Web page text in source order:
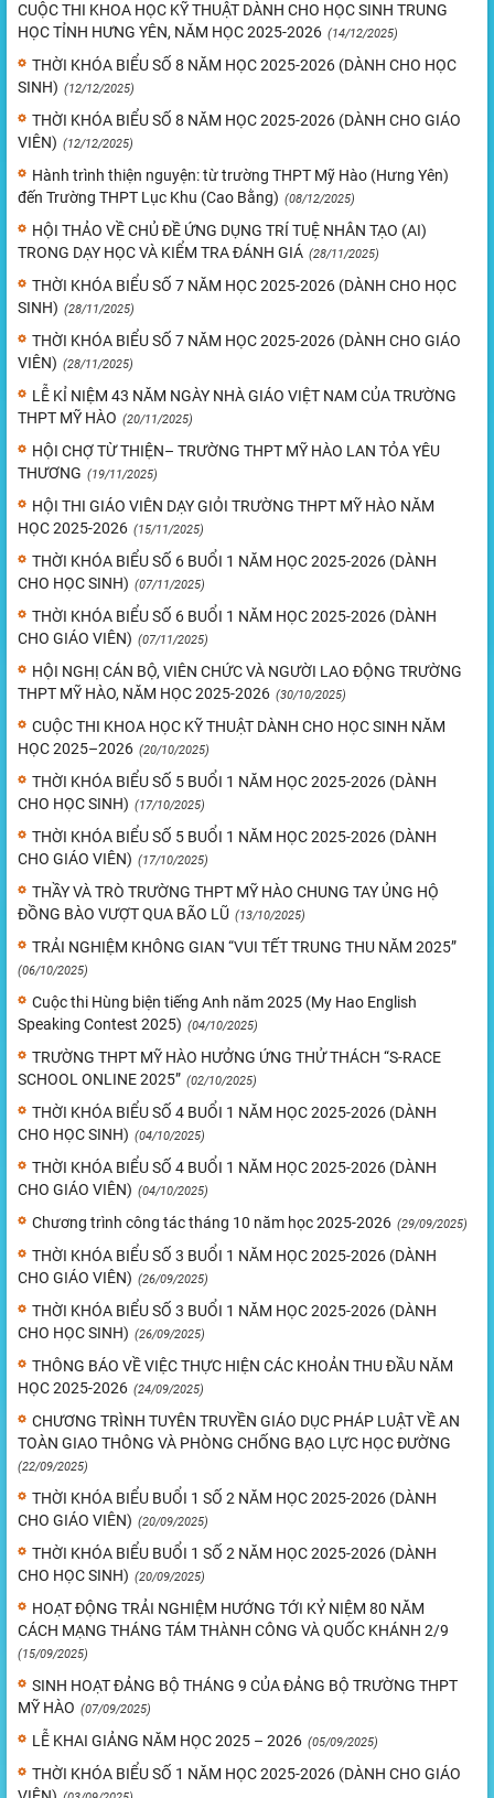
CUỘC THI KHOA HỌC KỸ THUẬT DÀNH CHO HỌC SINH TRUNG
HỌC TỈNH HƯNG YÊN, NĂM HỌC 2025-2026 (14/12/2025)
THỜI KHÓA BIỂU SỐ 8 NĂM HỌC 2025-2026 (DÀNH CHO HỌC
SINH) (12/12/2025)
THỜI KHÓA BIỂU SỐ 8 NĂM HỌC 2025-2026 (DÀNH CHO GIÁO
VIÊN) (12/12/2025)
Hành trình thiện nguyện: từ trường THPT Mỹ Hào (Hưng Yên)
đến Trường THPT Lục Khu (Cao Bằng) (08/12/2025)
HỘI THẢO VỀ CHỦ ĐỀ ỨNG DỤNG TRÍ TUỆ NHÂN TẠO (AI)
TRONG DẠY HỌC VÀ KIỂM TRA ĐÁNH GIÁ (28/11/2025)
THỜI KHÓA BIỂU SỐ 7 NĂM HỌC 2025-2026 (DÀNH CHO HỌC
SINH) (28/11/2025)
THỜI KHÓA BIỂU SỐ 7 NĂM HỌC 2025-2026 (DÀNH CHO GIÁO
VIÊN) (28/11/2025)
LỄ KỈ NIỆM 43 NĂM NGÀY NHÀ GIÁO VIỆT NAM CỦA TRƯỜNG
THPT MỸ HÀO (20/11/2025)
HỘI CHỢ TỪ THIỆN– TRƯỜNG THPT MỸ HÀO LAN TỎA YÊU
THƯƠNG (19/11/2025)
HỘI THI GIÁO VIÊN DẠY GIỎI TRƯỜNG THPT MỸ HÀO NĂM
HỌC 2025-2026 (15/11/2025)
THỜI KHÓA BIỂU SỐ 6 BUỔI 1 NĂM HỌC 2025-2026 (DÀNH
CHO HỌC SINH) (07/11/2025)
THỜI KHÓA BIỂU SỐ 6 BUỔI 1 NĂM HỌC 2025-2026 (DÀNH
CHO GIÁO VIÊN) (07/11/2025)
HỘI NGHỊ CÁN BỘ, VIÊN CHỨC VÀ NGƯỜI LAO ĐỘNG TRƯỜNG
THPT MỸ HÀO, NĂM HỌC 2025-2026 (30/10/2025)
CUỘC THI KHOA HỌC KỸ THUẬT DÀNH CHO HỌC SINH NĂM
HỌC 2025–2026 (20/10/2025)
THỜI KHÓA BIỂU SỐ 5 BUỔI 1 NĂM HỌC 2025-2026 (DÀNH
CHO HỌC SINH) (17/10/2025)
THỜI KHÓA BIỂU SỐ 5 BUỔI 1 NĂM HỌC 2025-2026 (DÀNH
CHO GIÁO VIÊN) (17/10/2025)
THẦY VÀ TRÒ TRƯỜNG THPT MỸ HÀO CHUNG TAY ỦNG HỘ
ĐỒNG BÀO VƯỢT QUA BÃO LŨ (13/10/2025)
TRẢI NGHIỆM KHÔNG GIAN “VUI TẾT TRUNG THU NĂM 2025”
(06/10/2025)
Cuộc thi Hùng biện tiếng Anh năm 2025 (My Hao English
Speaking Contest 2025) (04/10/2025)
TRƯỜNG THPT MỸ HÀO HƯỞNG ỨNG THỬ THÁCH “S-RACE
SCHOOL ONLINE 2025” (02/10/2025)
THỜI KHÓA BIỂU SỐ 4 BUỔI 1 NĂM HỌC 2025-2026 (DÀNH
CHO HỌC SINH) (04/10/2025)
THỜI KHÓA BIỂU SỐ 4 BUỔI 1 NĂM HỌC 2025-2026 (DÀNH
CHO GIÁO VIÊN) (04/10/2025)
Chương trình công tác tháng 10 năm học 2025-2026 (29/09/2025)
THỜI KHÓA BIỂU SỐ 3 BUỔI 1 NĂM HỌC 2025-2026 (DÀNH
CHO GIÁO VIÊN) (26/09/2025)
THỜI KHÓA BIỂU SỐ 3 BUỔI 1 NĂM HỌC 2025-2026 (DÀNH
CHO HỌC SINH) (26/09/2025)
THÔNG BÁO VỀ VIỆC THỰC HIỆN CÁC KHOẢN THU ĐẦU NĂM
HỌC 2025-2026 (24/09/2025)
CHƯƠNG TRÌNH TUYÊN TRUYỀN GIÁO DỤC PHÁP LUẬT VỀ AN
TOÀN GIAO THÔNG VÀ PHÒNG CHỐNG BẠO LỰC HỌC ĐƯỜNG
(22/09/2025)
THỜI KHÓA BIỂU BUỔI 1 SỐ 2 NĂM HỌC 2025-2026 (DÀNH
CHO GIÁO VIÊN) (20/09/2025)
THỜI KHÓA BIỂU BUỔI 1 SỐ 2 NĂM HỌC 2025-2026 (DÀNH
CHO HỌC SINH) (20/09/2025)
HOẠT ĐỘNG TRẢI NGHIỆM HƯỚNG TỚI KỶ NIỆM 80 NĂM
CÁCH MẠNG THÁNG TÁM THÀNH CÔNG VÀ QUỐC KHÁNH 2/9
(15/09/2025)
SINH HOẠT ĐẢNG BỘ THÁNG 9 CỦA ĐẢNG BỘ TRƯỜNG THPT
MỸ HÀO (07/09/2025)
LỄ KHAI GIẢNG NĂM HỌC 2025 – 2026 (05/09/2025)
THỜI KHÓA BIỂU SỐ 1 NĂM HỌC 2025-2026 (DÀNH CHO GIÁO